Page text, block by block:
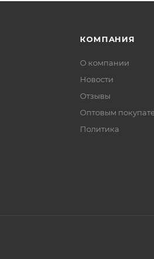
КОМПАНИЯ
О компании
Новости
Отзывы
Оптовым
Политика